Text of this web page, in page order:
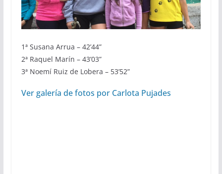
1ª Susana Arrua – 42’44”
2ª Raquel Marín – 43’03”
3ª Noemí Ruiz de Lobera – 53’52”
Ver galería de fotos por Carlota Pujades